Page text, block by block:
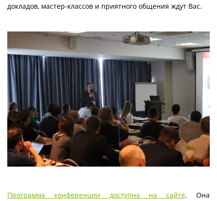
докладов, мастер-классов и приятного общения ждут Вас.
Программа конференции доступна на сайте. Она